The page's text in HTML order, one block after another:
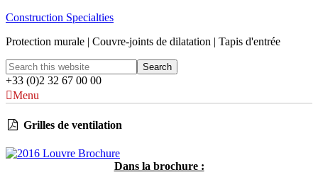
Construction Specialties
Protection murale | Couvre-joints de dilatation | Tapis d'entrée
+33 (0)2 32 67 00 00
Menu
Grilles de ventilation
Dans la brochure :